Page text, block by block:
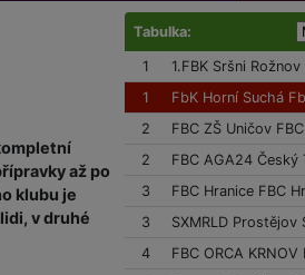
až po
klubu je
v druhé
Tabulka:
1
1
2
2
3
3
4